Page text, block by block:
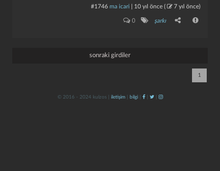
#1746 ma icari 10 yıl önce ( 7 yıl önce)
0 şarkı
sonraki girdiler
1
© 2016 - 2024 kulzos | iletişim| bilgi| | |